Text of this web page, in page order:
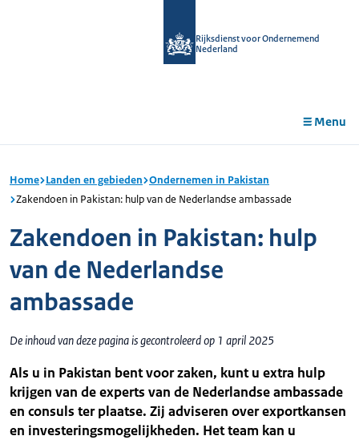
Rijksdienst voor Ondernemend
Nederland
Menu
Home Landen en gebieden Ondernemen in Pakistan
Zakendoen in Pakistan: hulp van de Nederlandse ambassade
Zakendoen in Pakistan: hulp
van de Nederlandse
ambassade
De inhoud van deze pagina is gecontroleerd op 1 april 2025
Als u in Pakistan bent voor zaken, kunt u extra hulp
krijgen van de experts van de Nederlandse ambassade
en consuls ter plaatse. Zij adviseren over exportkansen
en investeringsmogelijkheden. Het team kan u